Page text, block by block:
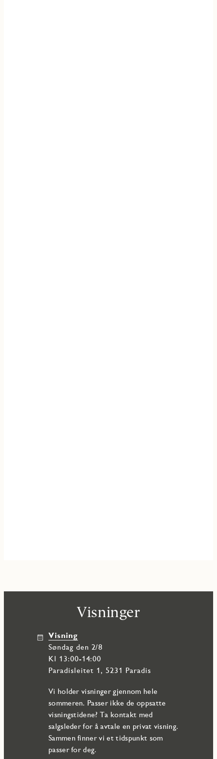
Visninger
Visning
søndag den 2/8
Kl 13:00-14:00
Paradisleitet 1, 5231 Paradis
Vi holder visninger gjennom hele
sommeren. Passer ikke de oppsatte
visningstidene? Ta kontakt med
salgsleder for å avtale en privat visning.
Sammen finner vi et tidspunkt som
passer for deg.